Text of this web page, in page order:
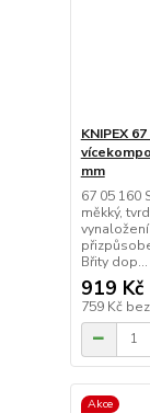
KNIPEX
mm
67 05 160
měkký,
Břity dop...
919 Kč
759 Kč
Akce